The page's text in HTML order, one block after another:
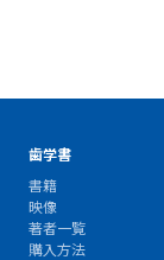
歯学書
書籍
映像
著者一覧
購入方法